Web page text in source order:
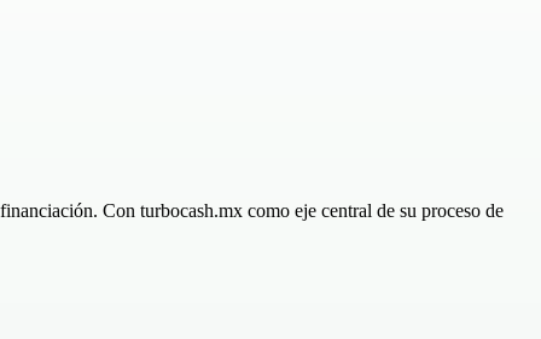
Con turbocash.mx como eje central de su proceso de